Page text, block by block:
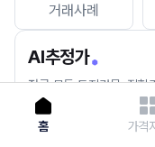
거래사례
AI추정가
전국 모든 토지건물, 집합
세요.
홈 가격